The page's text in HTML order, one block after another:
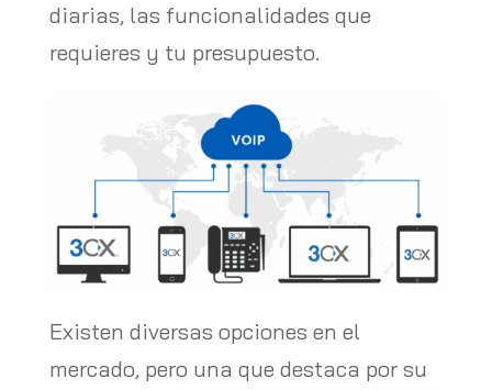
diarias, las funcionalidades que
requieres y tu presupuesto.
Existen diversas opciones en el
mercado, pero una que destaca por su